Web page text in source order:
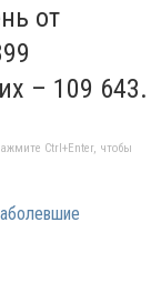
от
– 109 643.
Ctrl+Enter, чтобы